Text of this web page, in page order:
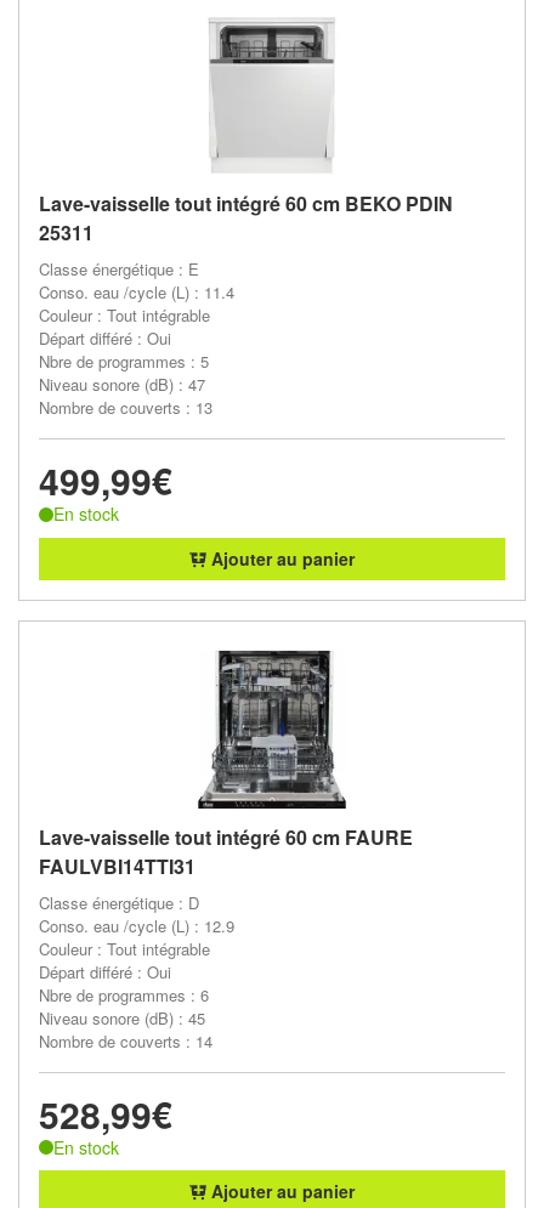
Lave-vaisselle tout intégré 60 cm BEKO PDIN
25311
Classe énergétique : E
Conso. eau /cycle (L) : 11.4
Couleur : Tout intégrable
Départ différé : Oui
Nbre de programmes : 5
Niveau sonore (dB) : 47
Nombre de couverts : 13
499,99€
En stock
Ajouter au panier
Lave-vaisselle tout intégré 60 cm FAURE
FAULVBI14TTI31
Classe énergétique : D
Conso. eau /cycle (L) : 12.9
Couleur : Tout intégrable
Départ différé : Oui
Nbre de programmes : 6
Niveau sonore (dB) : 45
Nombre de couverts : 14
528,99€
En stock
Ajouter au panier